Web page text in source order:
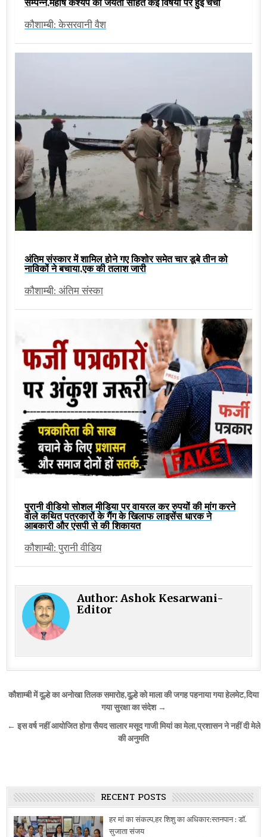
कौशाम्बी: केसरवानी वैश
अंतिम संस्कार में शामिल होने गए किशोर समेत चार डूबे तीन को
नाविकों ने बचाया,एक की तलाश जारी
कौशाम्बी: अंतिम संस्का
पुरानी वीडियो सोशल मीडिया पर वायरल कर रुपयों की मांग करने
वाले कथित पत्रकारों के गैंग के खिलाफ लाइसेंस धारक ने
आबकारी और एसपी से की शिकायत
कौशाम्बी: पुरानी वीडिय
Author:Ashok Kesarwani-
Editor
Post
कौशाम्बी में दूल्हे का अनोखा तिलक समारोह,दू्ल्हे को माला की जगह पहनाया गया हेलमेट,दिया
गया सुरक्षा का संदेश →
← इस वर्ष नहीं आयोजित होगा सैयद सालार मसूद गाजी मियां का मेला,प्रशासन ने नहीं दी मेले
की अनुमति
RECENT POSTS
हर मां का संकल्प,हर शिशु का अधिकार:स्तनपान : डॉ.
सुजाता संजय